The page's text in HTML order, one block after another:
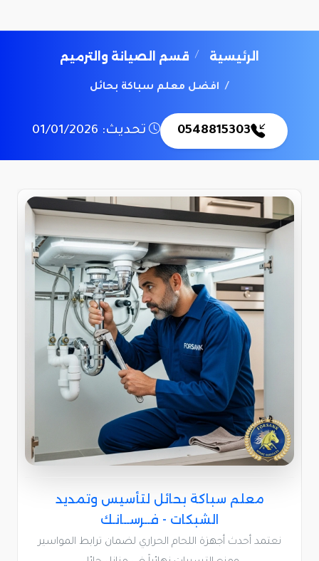
الرئيسية قسم الصيانة والترميم
افضل معلم سباكة بحائل
0548815303 تحديث: 01/01/2026
معلم سباكة بحائل لتأسيس وتمديد
الشبكات - فــرســانـك
نعتمد أحدث أجهزة اللحام الحراري لضمان ترابط المواسير